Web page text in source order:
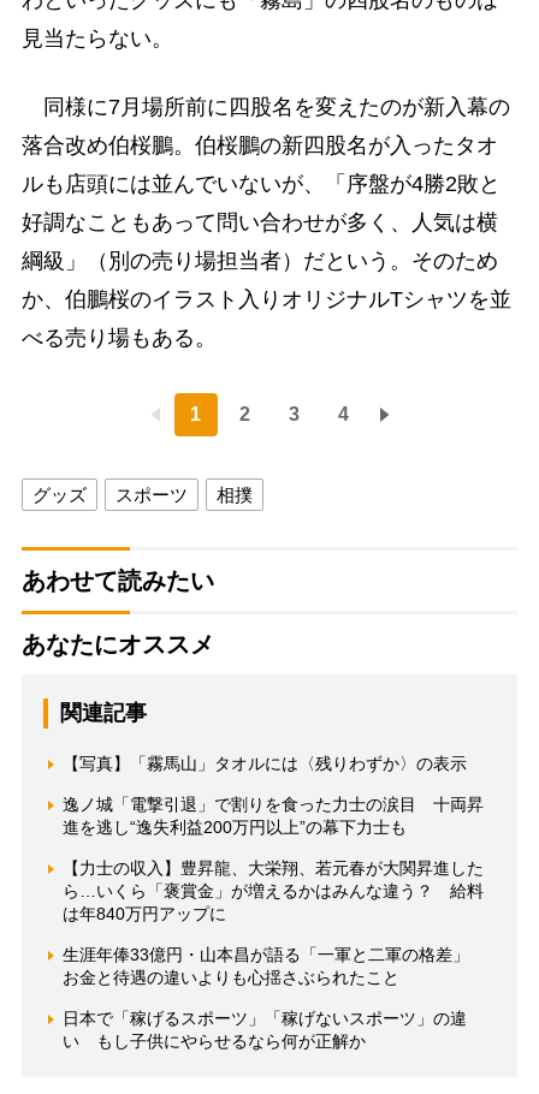
見当たらない。
同様に7月場所前に四股名を変えたのが新入幕の
落合改め伯桜鵬。伯桜鵬の新四股名が入ったタオ
ルも店頭には並んでいないが、「序盤が4勝2敗と
好調なこともあって問い合わせが多く、人気は横
綱級」（別の売り場担当者）だという。そのため
か、伯鵬桜のイラスト入りオリジナルTシャツを並
べる売り場もある。
1 2 3 4
グッズ スポーツ 相撲
あわせて読みたい
あなたにオススメ
関連記事
【写真】「霧馬山」タオルには〈残りわずか〉の表示
逸ノ城「電撃引退」で割りを食った力士の涙目 十両昇
進を逃し“逸失利益200万円以上”の幕下力士も
【力士の収入】豊昇龍、大栄翔、若元春が大関昇進した
ら…いくら「褒賞金」が増えるかはみんな違う？ 給料
は年840万円アップに
生涯年俸33億円・山本昌が語る「一軍と二軍の格差」
お金と待遇の違いよりも心揺さぶられたこと
日本で「稼げるスポーツ」「稼げないスポーツ」の違
い もし子供にやらせるなら何が正解か